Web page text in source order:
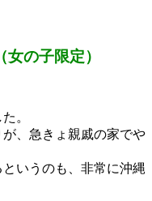
の子限定）
。
、急きょ親戚の家でや
いうのも、非常に沖縄